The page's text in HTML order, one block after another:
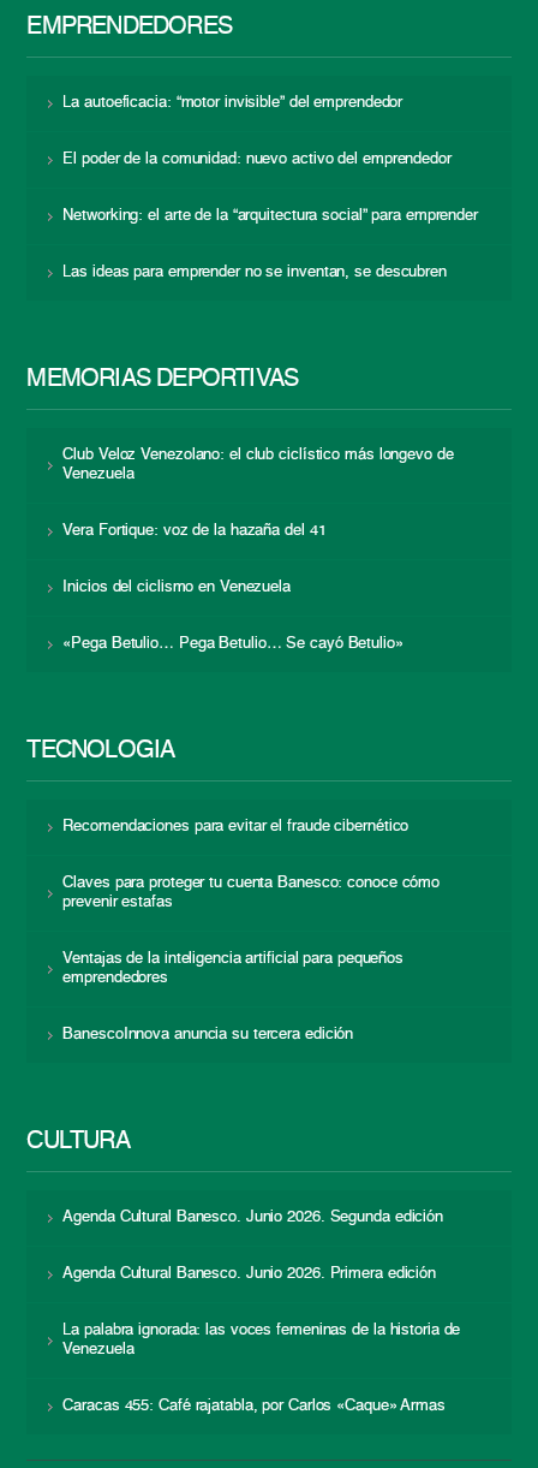
EMPRENDEDORES
La autoeficacia: “motor invisible” del emprendedor
El poder de la comunidad: nuevo activo del emprendedor
Networking: el arte de la “arquitectura social” para emprender
Las ideas para emprender no se inventan, se descubren
MEMORIAS DEPORTIVAS
Club Veloz Venezolano: el club ciclístico más longevo de
Venezuela
Vera Fortique: voz de la hazaña del 41
Inicios del ciclismo en Venezuela
«Pega Betulio… Pega Betulio… Se cayó Betulio»
TECNOLOGÍA
Recomendaciones para evitar el fraude cibernético
Claves para proteger tu cuenta Banesco: conoce cómo
prevenir estafas
Ventajas de la inteligencia artificial para pequeños
emprendedores
BanescoInnova anuncia su tercera edición
CULTURA
Agenda Cultural Banesco. Junio 2026. Segunda edición
Agenda Cultural Banesco. Junio 2026. Primera edición
La palabra ignorada: las voces femeninas de la historia de
Venezuela
Caracas 455: Café rajatabla, por Carlos «Caque» Armas